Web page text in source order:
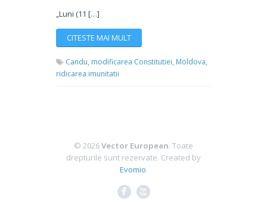
„Luni (11 […]
CITESTE MAI MULT
Candu, modificarea Constitutiei, Moldova,
ridicarea imunitatii
© 2026Vector European. Toate
drepturile sunt rezervate. Created by
Evomio.
F X